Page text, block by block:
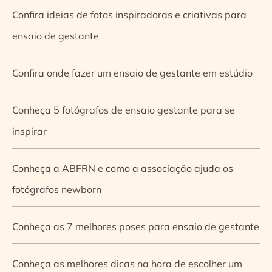
Confira ideias de fotos inspiradoras e criativas para
ensaio de gestante
Confira onde fazer um ensaio de gestante em estúdio
Conheça 5 fotógrafos de ensaio gestante para se
inspirar
Conheça a ABFRN e como a associação ajuda os
fotógrafos newborn
Conheça as 7 melhores poses para ensaio de gestante
Conheça as melhores dicas na hora de escolher um